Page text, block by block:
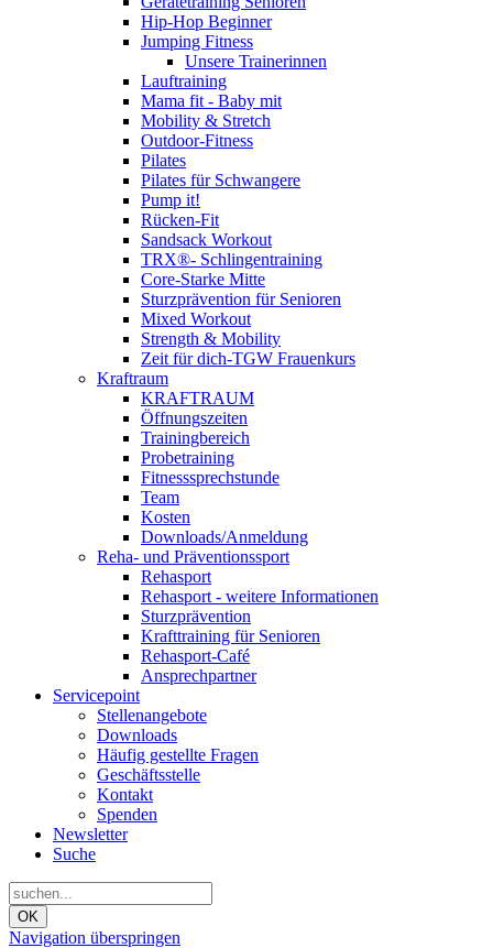
Hip-Hop Beginner
Jumping Fitness
Unsere Trainerinnen
Lauftraining
Mama fit - Baby mit
Mobility & Stretch
Outdoor-Fitness
Pilates
Pilates für Schwangere
Pump it!
Rücken-Fit
Sandsack Workout
TRX®- Schlingentraining
Core-Starke Mitte
Sturzprävention für Senioren
Mixed Workout
Strength & Mobility
Zeit für dich-TGW Frauenkurs
Kraftraum
KRAFTRAUM
Öffnungszeiten
Trainingbereich
Probetraining
Fitnesssprechstunde
Team
Kosten
Downloads/Anmeldung
Reha- und Präventionssport
Rehasport
Rehasport - weitere Informationen
Sturzprävention
Krafttraining für Senioren
Rehasport-Café
Ansprechpartner
Servicepoint
Stellenangebote
Downloads
Häufig gestellte Fragen
Geschäftsstelle
Kontakt
Spenden
Newsletter
Suche
OK
Navigation überspringen